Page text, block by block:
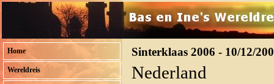
Home
Wereldreis
Sinterklaas 2006 - 10/12/
Nederland